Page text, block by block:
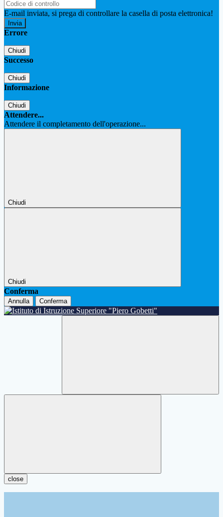
E-mail inviata, si prega di controllare la casella di posta elettronica!
Errore
Chiudi
Successo
Chiudi
Informazione
Chiudi
Attendere...
Attendere il completamento dell'operazione...
Chiudi
Chiudi
Conferma
Annulla Conferma
close